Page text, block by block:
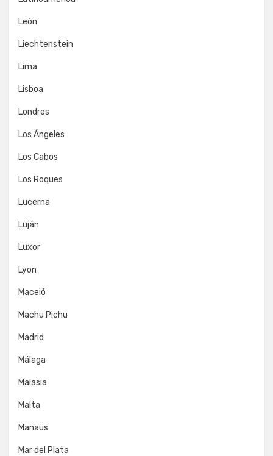
León
Liechtenstein
Lima
Lisboa
Londres
Los Ángeles
Los Cabos
Los Roques
Lucerna
Luján
Luxor
Lyon
Maceió
Machu Pichu
Madrid
Málaga
Malasia
Malta
Manaus
Mar del Plata